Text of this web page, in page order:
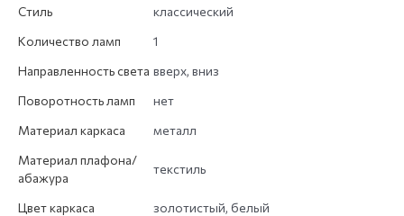
Стиль
классический
Количество ламп
1
Направленность света вверх, вниз
Поворотность ламп
нет
Материал каркаса
металл
Материал плафона/
абажура
текстиль
Цвет каркаса
золотистый, белый